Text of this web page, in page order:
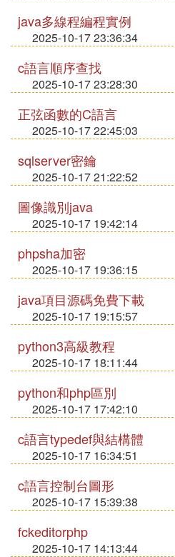
java多線程編程實例
2025-10-17 23:36:34
c語言順序查找
2025-10-17 23:28:30
正弦函數的C語言
2025-10-17 22:45:03
sqlserver密鑰
2025-10-17 21:22:52
圖像識別java
2025-10-17 19:42:14
phpsha加密
2025-10-17 19:36:15
java項目源碼免費下載
2025-10-17 19:15:57
python3高級教程
2025-10-17 18:11:44
python和php區別
2025-10-17 17:42:10
c語言typedef與結構體
2025-10-17 16:34:51
c語言控制台圖形
2025-10-17 15:39:38
fckeditorphp
2025-10-17 14:13:44